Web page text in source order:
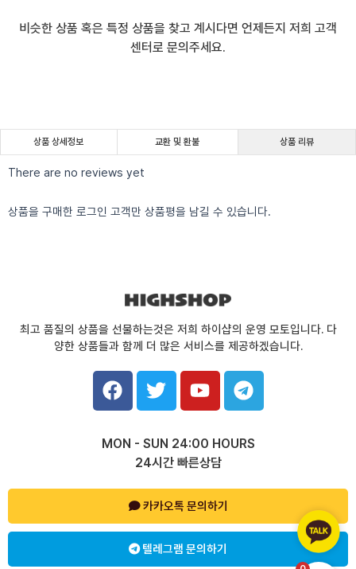
비슷한 상품 혹은 특정 상품을 찾고 계시다면 언제든지 저희 고객
센터로 문의주세요.
상품 상세정보 교환 및 환불 상품 리뷰
There are no reviews yet
상품을 구매한 로그인 고객만 상품평을 남길 수 있습니다.
최고 품질의 상품을 선물하는것은 저희 하이샵의 운영 모토입니다. 다
양한 상품들과 함께 더 많은 서비스를 제공하겠습니다.
F
a
c
b
o
T
w
i
t
e
r
Y
o
u
u
b
e
T
e
l
g
a
MON - SUN 24:00 HOURS
24시간 빠른상담
카카오톡 문의하기
텔레그램 문의하기